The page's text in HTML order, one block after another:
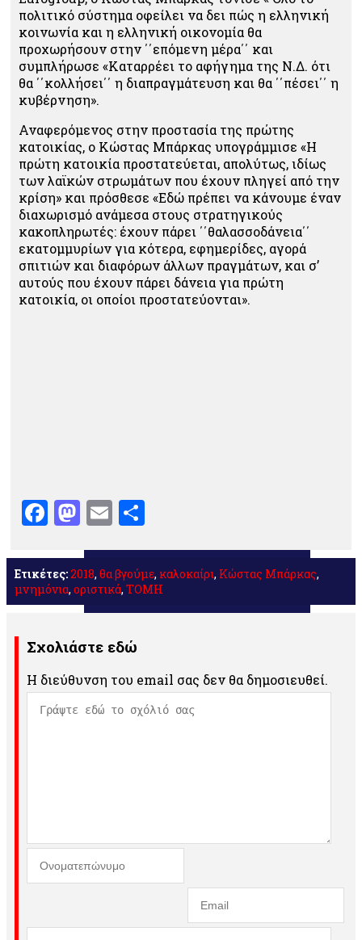
πολιτικό σύστημα οφείλει να δει πώς η ελληνική
κοινωνία και η ελληνική οικονομία θα
προχωρήσουν στην ΄΄επόμενη μέρα΄΄ και
συμπλήρωσε «Καταρρέει το αφήγημα της Ν.Δ. ότι
θα ΄΄κολλήσει΄΄ η διαπραγμάτευση και θα ΄΄πέσει΄΄ η
κυβέρνηση».
Αναφερόμενος στην προστασία της πρώτης
κατοικίας, ο Κώστας Μπάρκας υπογράμμισε «Η
πρώτη κατοικία προστατεύεται, απολύτως, ιδίως
των λαϊκών στρωμάτων που έχουν πληγεί από την
κρίση» και πρόσθεσε «Εδώ πρέπει να κάνουμε έναν
διαχωρισμό ανάμεσα στους στρατηγικούς
κακοπληρωτές: έχουν πάρει ΄΄θαλασσοδάνεια΄΄
εκατομμυρίων για κότερα, εφημερίδες, αγορά
σπιτιών και διαφόρων άλλων πραγμάτων, και σ’
αυτούς που έχουν πάρει δάνεια για πρώτη
κατοικία, οι οποίοι προστατεύονται».
Facebook
Mastodon
Email
Ετικέτες:2018, θα βγούμε, καλοκαίρι, Κώστας Μπάρκας,
μνημόνια, οριστικά, ΤΟΜΗ
Σχολιάστε εδώ
Η διεύθυνση του email σας δεν θα δημοσιευθεί.